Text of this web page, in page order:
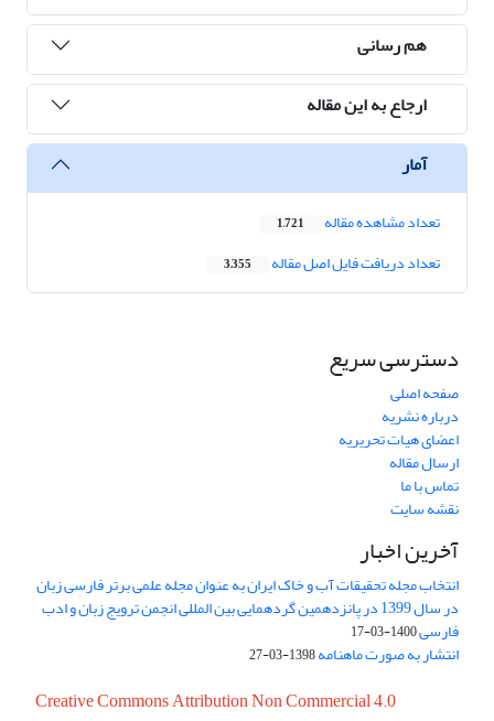
هم رسانی
ارجاع به این مقاله
آمار
تعداد مشاهده مقاله 1,721
تعداد دریافت فایل اصل مقاله 3,355
دسترسی سریع
صفحه اصلی
درباره نشریه
اعضای هیات تحریریه
ارسال مقاله
تماس با ما
نقشه سایت
آخرین اخبار
انتخاب مجله تحقیقات آب و خاک ایران به عنوان مجله علمی برتر فارسی زبان
در سال 1399 در پانزدهمین گردهمایی بین المللی انجمن ترویج زبان و ادب
فارسی1400-03-17
انتشار به صورت ماهنامه1398-03-27
Creative Commons Attribution Non Commercial 4.0